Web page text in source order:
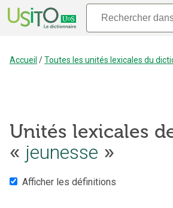
Accueil /Toutes les unités lexicales du
Unités lexicales
« jeunesse »
Afficher les définitions